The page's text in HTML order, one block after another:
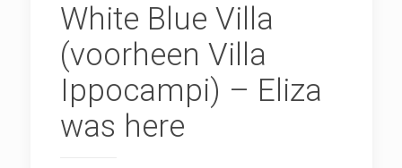
White Blue Villa
(voorheen Villa
Ippocampi) – Eliza
was here